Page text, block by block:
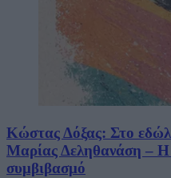
Κώστας Δόξας: Στο
Μαρίας Δεληθανάση – Η
συμβιβασμό